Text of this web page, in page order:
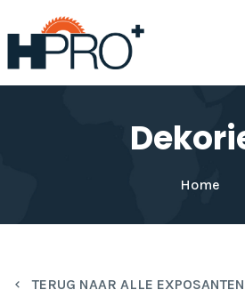
en
naar
de
Home
TERUG NAAR ALLE EXPOSANTEN